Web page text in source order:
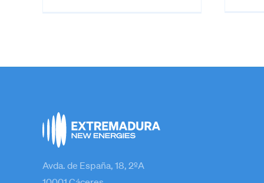
Avda. de España, 18, 2ºA